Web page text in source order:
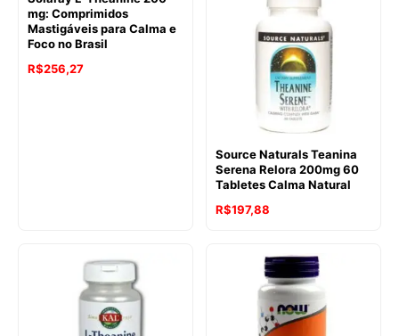
mg: Comprimidos
Mastigáveis para Calma e
Foco no Brasil
R$256,27
Source Naturals Teanina
Serena Relora 200mg 60
Tabletes Calma Natural
R$197,88